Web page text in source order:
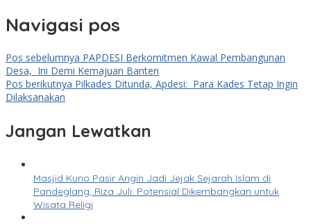
Navigasi pos
Pos sebelumnya PAPDESI Berkomitmen Kawal Pembangunan
Desa, Ini Demi Kemajuan Banten
Pos berikutnya Pilkades Ditunda, Apdesi: Para Kades Tetap Ingin
Dilaksanakan
Jangan Lewatkan
Masjid Kuno Pasir Angin Jadi Jejak Sejarah Islam di
Pandeglang, Riza Juli: Potensial Dikembangkan untuk
Wisata Religi